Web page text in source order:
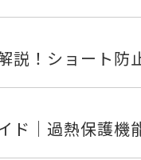
説！ショート防
ド｜過熱保護機